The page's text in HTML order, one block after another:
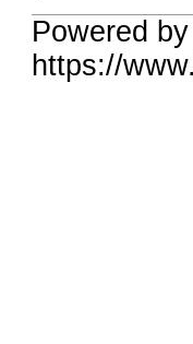
Powered
https://